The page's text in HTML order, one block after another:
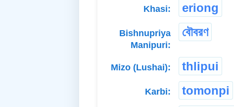
Khasi: eriong
Bishnupriya
Manipuri:
বৌবরণ
Mizo (Lushai): thlipui
Karbi: tomonpi